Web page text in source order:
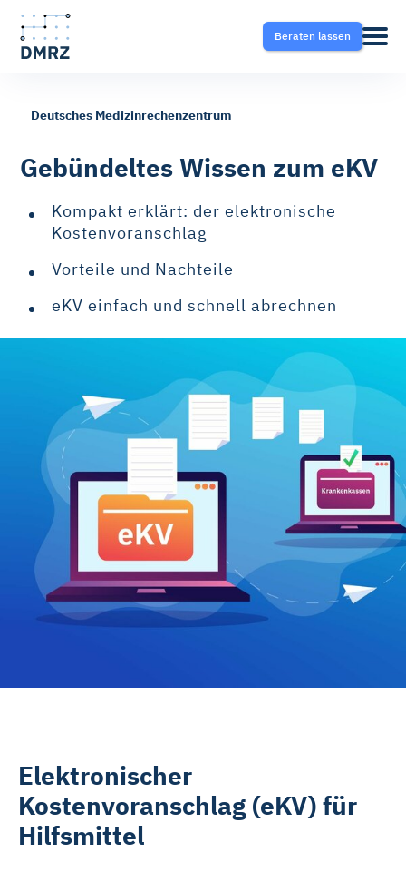
Beraten lassen
Krankentransport- und
Taxisoftware
Krankentransport-App
Fahrtvermittlung
Therapeutensoftware
Pflegesoftware
Pflege-App
Vorfinanzierung
Telematikinfrastruktur (TI)
Krankentransport
Heilmittel
Hilfsmittel
Rehasport & Funktionstraining
Ratgeber
Deutsches Medizinrechenzentrum
Gebündeltes Wissen zum eKV
Kompakt erklärt: der elektronische
Kostenvoranschlag
Vorteile und Nachteile
eKV einfach und schnell abrechnen
Elektronischer
Kostenvoranschlag (eKV) für
Hilfsmittel